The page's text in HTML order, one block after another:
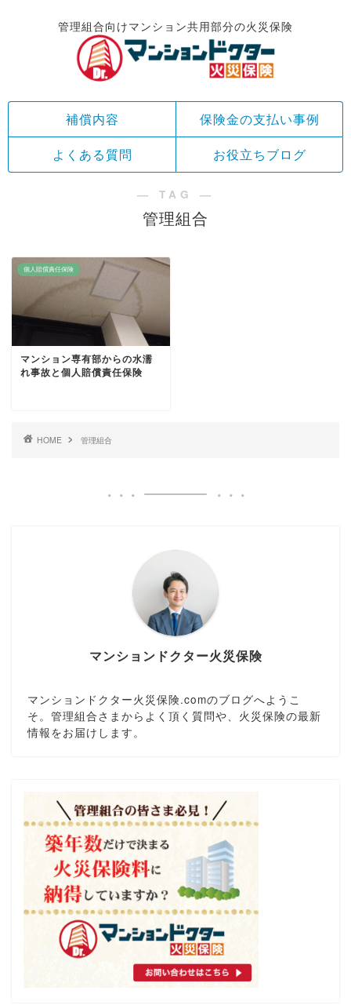
管理組合向けマンション共用部分の火災保険
補償内容
保険金の支払い事例
よくある質問
お役立ちブログ
― TAG ―
管理組合
個人賠償責任保険
マンション専有部からの水濡
れ事故と個人賠償責任保険
HOME 管理組合
マンションドクター火災保険
マンションドクター火災保険.comのブログへようこ
そ。管理組合さまからよく頂く質問や、火災保険の最新
情報をお届けします。